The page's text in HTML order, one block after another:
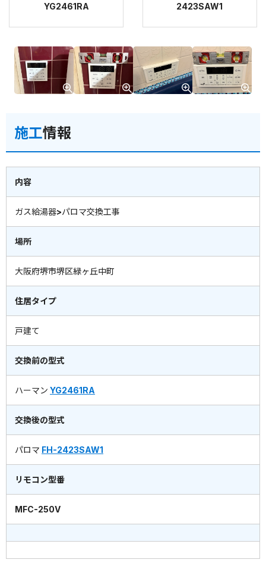
YG2461RA
2423SAW1
施工情報
内容
ガス給湯器>パロマ交換工事
場所
大阪府堺市堺区緑ヶ丘中町
住居タイプ
戸建て
交換前の型式
ハーマン YG2461RA
交換後の型式
パロマ FH-2423SAW1
リモコン型番
MFC-250V